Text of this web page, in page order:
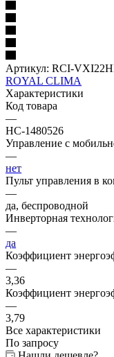
Артикул: RCI-
ROYAL CLIMA
Характеристики
Код товара
—
НС-1480526
Управление c
—
нет
Пульт управления в
—
да, беспроводной
Инверторная
—
да
Коэффициент
—
3,36
Коэффициент
—
3,79
Все характеристики
По запросу